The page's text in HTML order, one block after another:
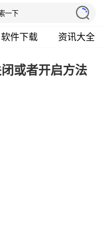
软件下载 资讯大全
或者开启方法